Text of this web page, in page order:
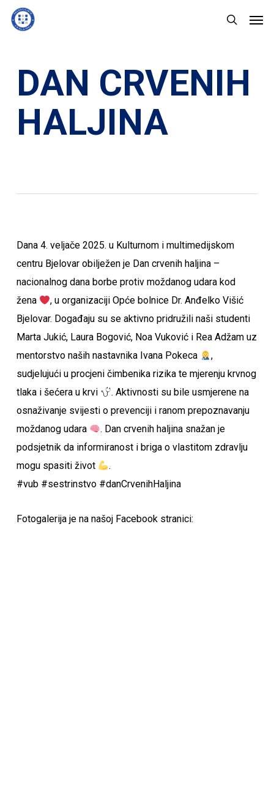
Skip
search
DAN CRVENIH
HALJINA
Dana 4. veljače 2025. u Kulturnom i multimedijskom
centru Bjelovar obilježen je Dan crvenih haljina –
nacionalnog dana borbe protiv moždanog udara kod
žena
, u organizaciji Opće bolnice Dr. Anđelko Višić
Bjelovar. Događaju su se aktivno pridružili naši studenti
Marta Jukić, Laura Bogović, Noa Vuković i Rea Adžam uz
mentorstvo naših nastavnika Ivana Pokeca
,
sudjelujući u procjeni čimbenika rizika te mjerenju krvnog
tlaka i šećera u krvi
. Aktivnosti su bile usmjerene na
osnaživanje svijesti o prevenciji i ranom prepoznavanju
moždanog udara
. Dan crvenih haljina snažan je
podsjetnik da informiranost i briga o vlastitom zdravlju
mogu spasiti život
.
#vub #sestrinstvo #danCrvenihHaljina
Fotogalerija je na našoj Facebook stranici: